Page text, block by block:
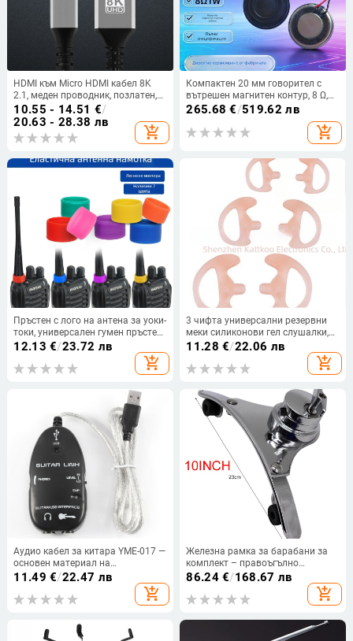
HDMI към Micro HDMI кабел 8K
2.1, меден проводник, позлатен,
адаптер, за цифрови устройства
10.55 - 14.51 €/
20.63 - 28.38 лв
add_shopping_cart
Компактен 20 мм говорител с
вътрешен магнитен контур, 8 Ω,
1–2 W, терминални проводници,
за охранителни системи, гласово
оповестяване и усилен бас
265.68 €/519.62 лв
add_shopping_cart
Пръстен с лого на антена за уоки-
токи, универсален гумен пръстен
за уоки-токи, декоративен
аксесоари за продукта
12.13 €/23.72 лв
add_shopping_cart
3 чифта универсални резервни
меки силиконови гел слушалки,
безжични слушалки с уоки-токи
11.28 €/22.06 лв
add_shopping_cart
Аудио кабел за китара YME-017 —
основен материал на
сърцевината: ccam; проводник:
11.49 €/22.47 лв
add_shopping_cart
Железна рамка за барабани за
комплект – правоъгълно
подвесно монтиране
86.24€/168.67 лв
add_shopping_cart